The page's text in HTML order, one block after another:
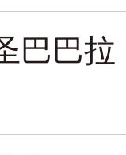
巴巴拉